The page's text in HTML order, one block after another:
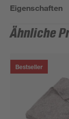
Eigenschaften
Ähnliche
Bestseller